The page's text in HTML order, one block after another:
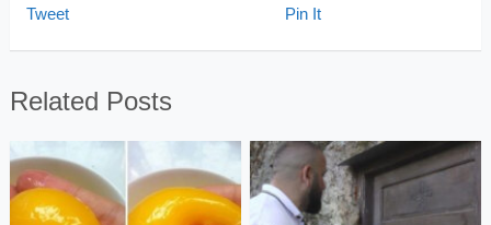
Tweet Pin It
Related Posts